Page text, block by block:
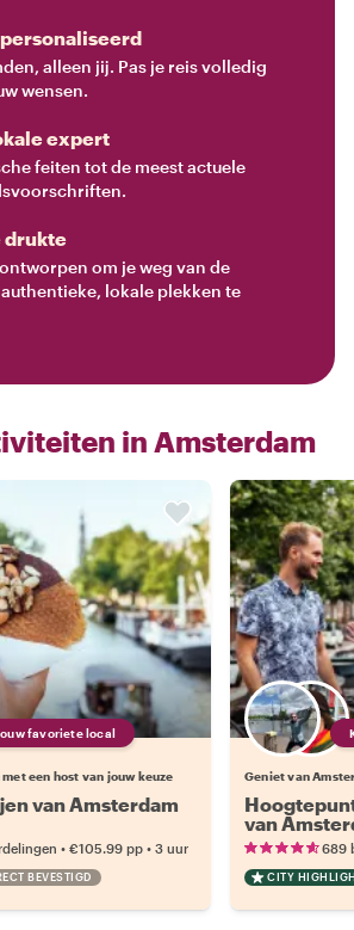
alleen jij. Pas je reis volledig
wensen.
expert
feiten tot de meest actuele
drukte
om je weg van de
authentieke, lokale plekken te
in Amsterdam
favoriete local
een host van jouw keuze
van Amsterdam
• €105.99 pp • 3 uur
BEVESTIGD
Geniet van
van
689
CITY